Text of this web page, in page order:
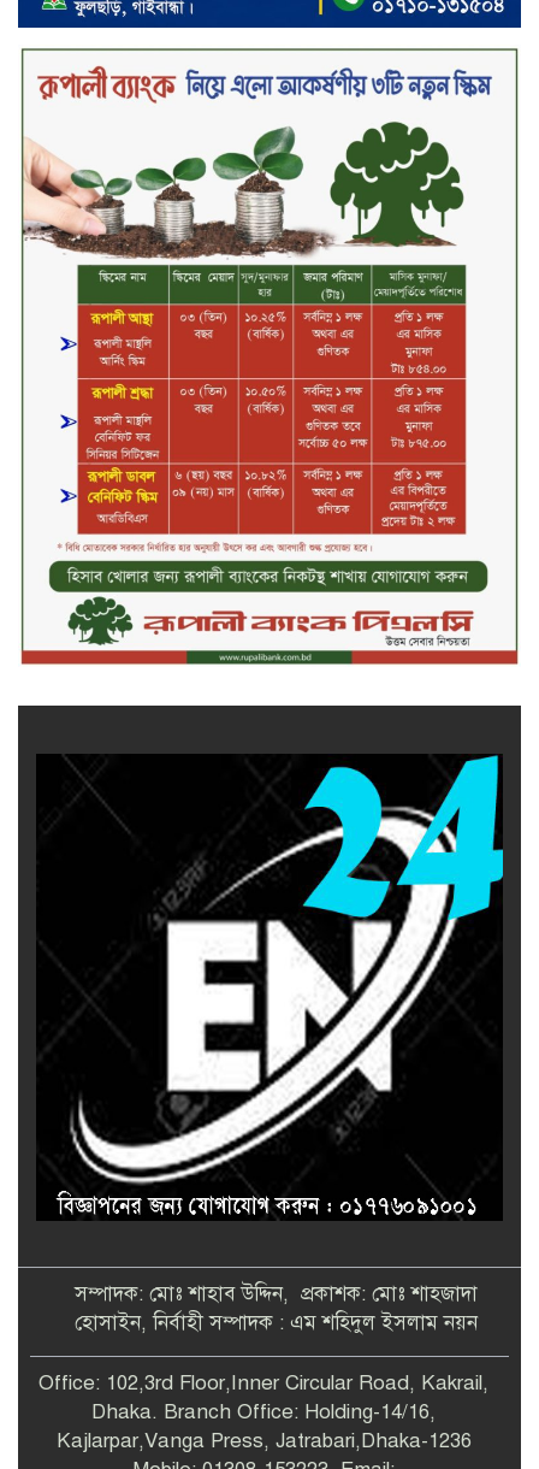
জীবননগর সীমান্ত দিয়ে ভারতে অবৈধ
অনুপ্রবেশের সময় ৮ বাংলাদেশি নারী
আটক
মাধবপুর গৃহবধূর ঝুলন্ত মরদেহ উদ্ধার
করছে পুলিশ
চ্যানেল আইয়ের ‘আমরাই বাংলাদেশ’
টকশোতে সাইফুল ইসলাম সোহেল ও
চিত্রনায়ক ডিএ তায়েব
টাঙ্গাইলে নিহত বাস মালিকদের
পরিবারকে অনুদান ও সম্মাননা প্রদান
সম্পাদক: মোঃ শাহাব উদ্দিন, প্রকাশক: মোঃ শাহজাদা
হোসাইন, নির্বাহী সম্পাদক : এম শহিদুল ইসলাম নয়ন
Office: 102,3rd Floor,Inner Circular Road, Kakrail,
Dhaka. Branch Office: Holding-14/16,
Kajlarpar,Vanga Press, Jatrabari,Dhaka-1236